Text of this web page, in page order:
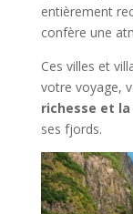
entièrement
confère une
Ces villes et
votre voyage,
richesse et
ses fjords.